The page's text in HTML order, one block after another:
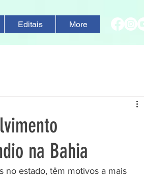
Editais More
na Bahia
no estado, têm motivos a mais